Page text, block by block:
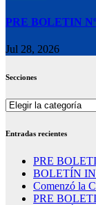
PRE BOLETIN
Jul 28, 2026
Secciones
Secciones
Entradas recientes
PRE
BOLETÍN
Comenzó la
PRE